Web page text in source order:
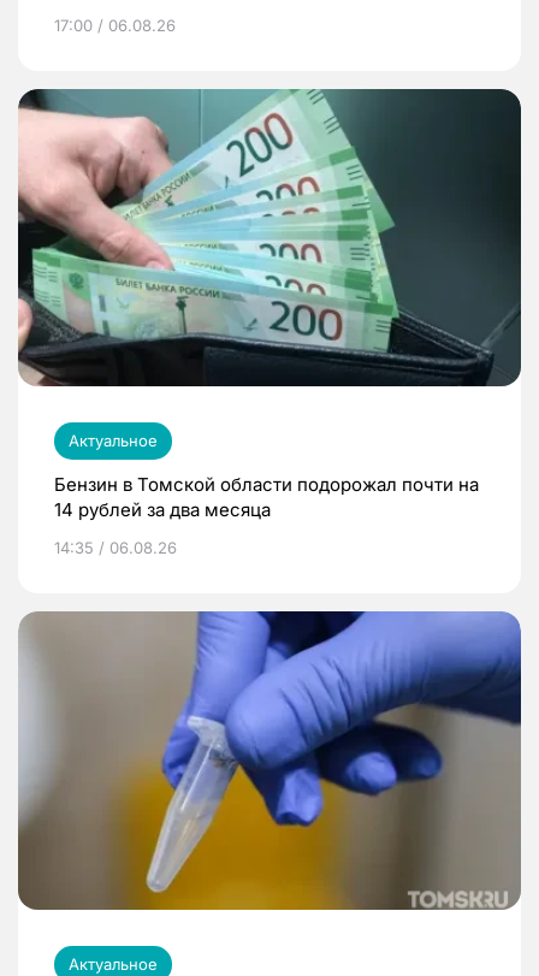
17:00 / 06.08.26
Актуальное
Бензин в Томской области подорожал почти на
14 рублей за два месяца
14:35 / 06.08.26
Актуальное